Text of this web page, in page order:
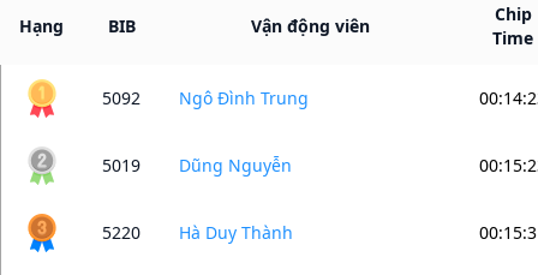
Hạng BIB Vận động viên
Chip
Time
5092 Ngô Đình Trung
5019 Dũng Nguyễn
5220 Hà Duy Thành